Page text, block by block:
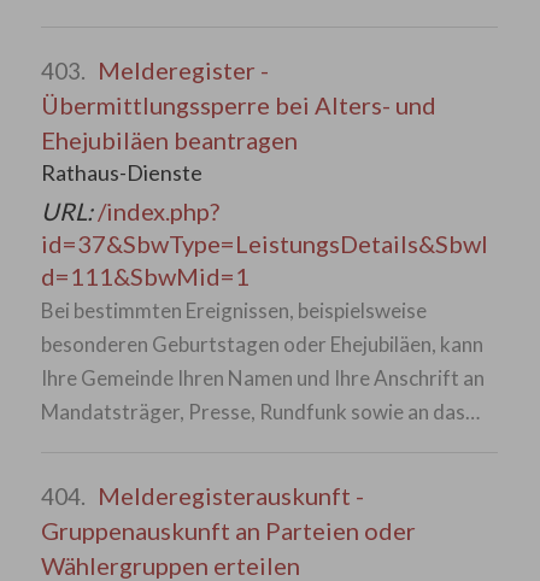
403. Melderegister -
Übermittlungssperre bei Alters- und
Ehejubiläen beantragen
Rathaus-Dienste
URL:/index.php?
id=37&SbwType=LeistungsDetails&SbwI
d=111&SbwMid=1
Bei bestimmten Ereignissen, beispielsweise
besonderen Geburtstagen oder Ehejubiläen, kann
Ihre Gemeinde Ihren Namen und Ihre Anschrift an
Mandatsträger, Presse, Rundfunk sowie an das…
404. Melderegisterauskunft -
Gruppenauskunft an Parteien oder
Wählergruppen erteilen